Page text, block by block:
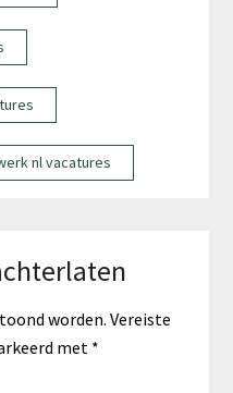
nl vacatures
worden. Vereiste
met *